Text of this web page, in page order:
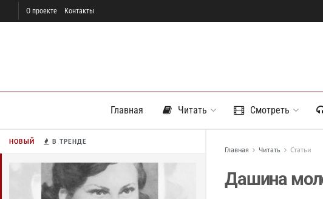
НОВЫЙ В ТРЕНДЕ
О проекте Контакты
Главная Читать Смотреть
Главная Читать Статьи
Дашина